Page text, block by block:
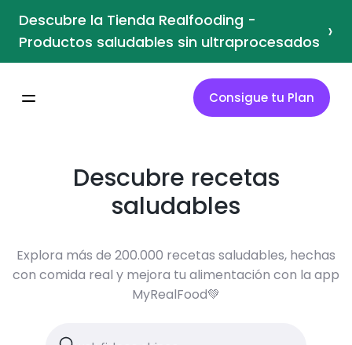
Descubre la Tienda Realfooding -
Productos saludables sin ultraprocesados ›
Consigue tu Plan
Descubre recetas
saludables
Explora más de 200.000 recetas saludables, hechas
con comida real y mejora tu alimentación con la app
MyRealFood💚